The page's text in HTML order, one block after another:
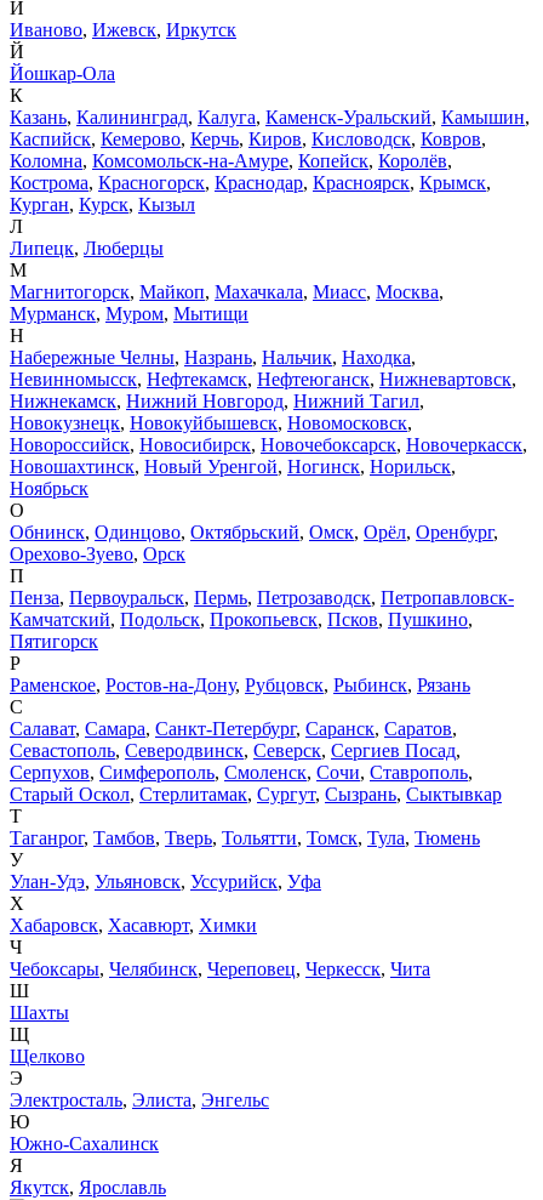
И
Иваново, Ижевск, Иркутск
Й
Йошкар-Ола
К
Казань, Калининград, Калуга, Каменск-Уральский, Камышин,
Каспийск, Кемерово, Керчь, Киров, Кисловодск, Ковров,
Коломна, Комсомольск-на-Амуре, Копейск, Королёв,
Кострома, Красногорск, Краснодар, Красноярск, Крымск,
Курган, Курск, Кызыл
Л
Липецк, Люберцы
М
Магнитогорск, Майкоп, Махачкала, Миасс, Москва,
Мурманск, Муром, Мытищи
Н
Набережные Челны, Назрань, Нальчик, Находка,
Невинномысск, Нефтекамск, Нефтеюганск, Нижневартовск,
Нижнекамск, Нижний Новгород, Нижний Тагил,
Новокузнецк, Новокуйбышевск, Новомосковск,
Новороссийск, Новосибирск, Новочебоксарск, Новочеркасск,
Новошахтинск, Новый Уренгой, Ногинск, Норильск,
Ноябрьск
О
Обнинск, Одинцово, Октябрьский, Омск, Орёл, Оренбург,
Орехово-Зуево, Орск
П
Пенза, Первоуральск, Пермь, Петрозаводск, Петропавловск-
Камчатский, Подольск, Прокопьевск, Псков, Пушкино,
Пятигорск
Р
Раменское, Ростов-на-Дону, Рубцовск, Рыбинск, Рязань
С
Салават, Самара, Санкт-Петербург, Саранск, Саратов,
Севастополь, Северодвинск, Северск, Сергиев Посад,
Серпухов, Симферополь, Смоленск, Сочи, Ставрополь,
Старый Оскол, Стерлитамак, Сургут, Сызрань, Сыктывкар
Т
Таганрог, Тамбов, Тверь, Тольятти, Томск, Тула, Тюмень
У
Улан-Удэ, Ульяновск, Уссурийск, Уфа
Х
Хабаровск, Хасавюрт, Химки
Ч
Чебоксары, Челябинск, Череповец, Черкесск, Чита
Ш
Шахты
Щ
Щелково
Э
Электросталь, Элиста, Энгельс
Ю
Южно-Сахалинск
Я
Якутск, Ярославль